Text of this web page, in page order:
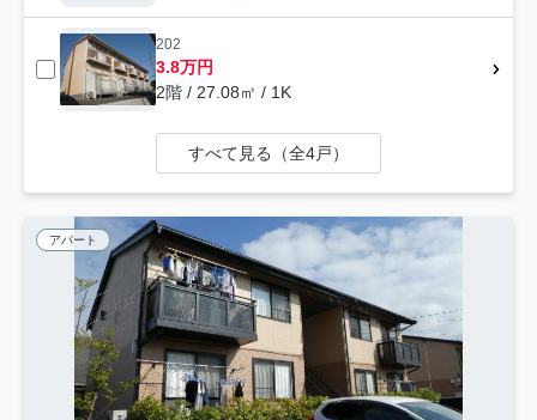
202
3.8万円
2階 / 27.08㎡ / 1K
すべて見る（全4戸）
アパート